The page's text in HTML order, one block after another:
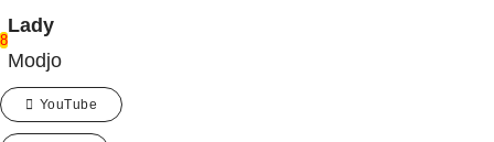
8
Lady
Modjo
YouTube